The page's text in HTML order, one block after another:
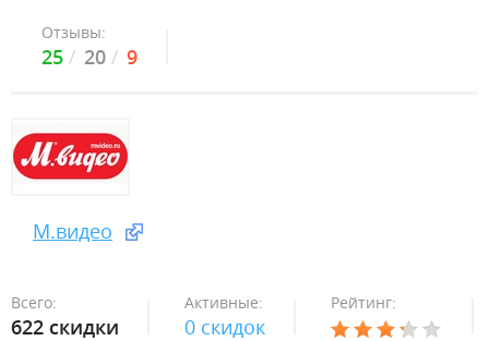
Отзывы:
25 20 9
М.видео
Всего:
622 скидки
Активные:
0 скидок
Рейтинг: